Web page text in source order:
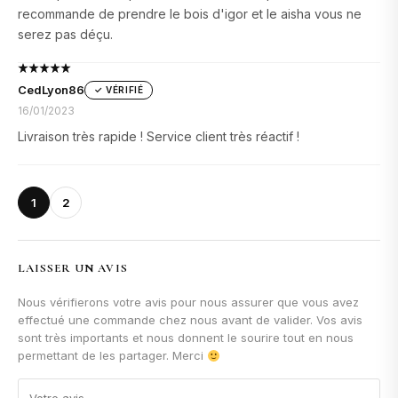
parfum que Bois d'Igor ?
Oui,Cortège Royal
parfum. Les Parfums d'Igor ont renommé leur best-seller en
2022. La formule, l'odeur et la tenue sont identiques. Seul le
parfum ?
50mlen extrait de parfum.
Combien de temps tient Cortège
Royal ?
recommande de prendre le bois d'igor et le aisha vous ne
serez pas déçu.
CedLyon86 ✓ VÉRIFIÉ
16/01/2023
Livraison très rapide ! Service client très réactif !
1 2
LAISSER UN AVIS
Nous vérifierons votre avis pour nous assurer que vous avez
effectué une commande chez nous avant de valider. Vos avis
sont très importants et nous donnent le sourire tout en nous
permettant de les partager. Merci